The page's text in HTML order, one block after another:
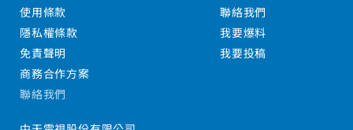
使用條款
隱私權條款
免責聲明
商務合作方案
聯絡我們
我要爆料
我要投稿
聯絡我們